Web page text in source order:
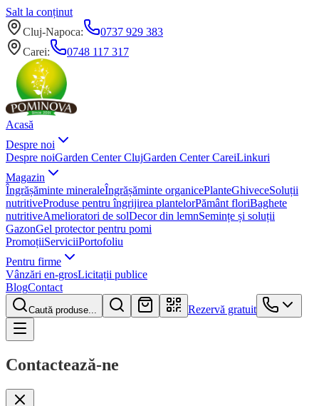
Salt la conținut
Cluj-Napoca:
0737 929 383
Carei: 0748 117 317
Acasă
Despre noi
Despre noiGarden Center ClujGarden Center CareiLinkuri
Magazin
Îngrășăminte mineraleÎngrășăminte organicePlanteGhiveceSoluții
nutritiveProduse pentru îngrijirea plantelorPământ floriBaghete
nutritiveAmelioratori de solDecor din lemnSemințe și soluții
GazonGel protector pentru pomi
PromoțiiServiciiPortofoliu
Pentru firme
Vânzări en-grosLicitații publice
BlogContact
Caută produse... Rezervă gratuit
Contactează-ne